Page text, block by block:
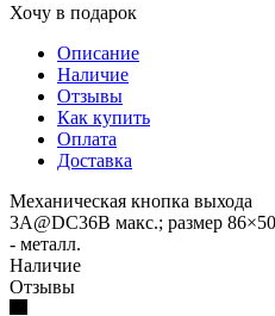
Хочу в подарок
Описание
Наличие
Отзывы
Как купить
Оплата
Доставка
Механическая кнопка выхода
3A@DC36В макс.; размер
- металл.
Наличие
Отзывы